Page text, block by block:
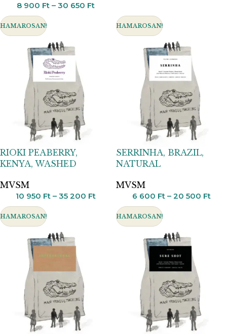
8 900 Ft – 30 650 Ft
HAMAROSAN!
RIOKI PEABERRY,
KENYA, WASHED
MVSM
10 950 Ft – 35 200 Ft
HAMAROSAN!
SERRINHA, BRAZIL,
NATURAL
MVSM
6 600 Ft – 20 500 Ft
HAMAROSAN! HAMAROSAN!